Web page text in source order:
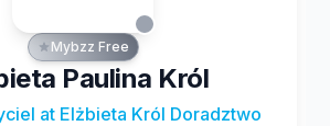
Mybzz Free
Paulina Król
at Elżbieta Król Doradztwo